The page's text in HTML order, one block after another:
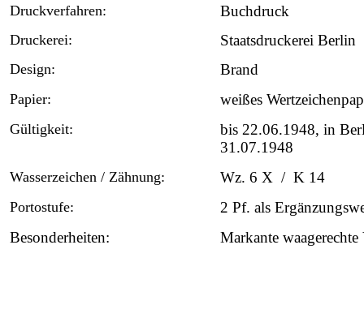
Druckverfahren: Buchdruck
Druckerei: Staatsdruckerei Berlin
Design: Brand
Papier: weißes
Gültigkeit:
bis 22.06.1948, in
31.07.1948
Wasserzeichen / Zähnung: Wz. 6 X / K 14
Portostufe:
2 Pf. als
Besonderheiten:
Markante